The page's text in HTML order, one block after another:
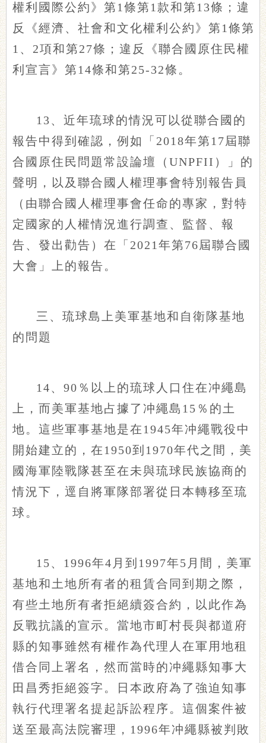
權利國際公約》第1條第1款和第13條；違
反《經濟、社會和文化權利公約》第1條第
1、2項和第27條；違反《聯合國原住民權
利宣言》第14條和第25-32條。
13、近年琉球的情況可以從聯合國的
報告中得到確認，例如「2018年第17屆聯
合國原住民問題常設論壇（UNPFII）」的
聲明，以及聯合國人權理事會特別報告員
（由聯合國人權理事會任命的專家，對特
定國家的人權情況進行調查、監督、報
告、發出勸告）在「2021年第76屆聯合國
大會」上的報告。
三、琉球島上美軍基地和自衛隊基地
的問題
14、90％以上的琉球人口住在冲繩島
上，而美軍基地占據了冲繩島15％的土
地。這些軍事基地是在1945年冲繩戰役中
開始建立的，在1950到1970年代之間，美
國海軍陸戰隊甚至在未與琉球民族協商的
情況下，逕自將軍隊部署從日本轉移至琉
球。
15、1996年4月到1997年5月間，美軍
基地和土地所有者的租賃合同到期之際，
有些土地所有者拒絕續簽合約，以此作為
反戰抗議的宣示。當地市町村長與都道府
縣的知事雖然有權作為代理人在軍用地租
借合同上署名，然而當時的冲繩縣知事大
田昌秀拒絕簽字。日本政府為了強迫知事
執行代理署名提起訴訟程序。這個案件被
送至最高法院審理，1996年冲繩縣被判敗